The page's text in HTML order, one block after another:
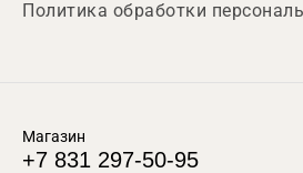
Политика обработки
Магазин
+7 831 297-50-95